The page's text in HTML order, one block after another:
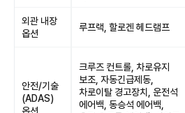
외관 내장
옵션
루프랙, 할로겐 헤드램프
안전/기술
(ADAS)
크루즈 컨트롤, 차로유지
보조, 자동긴급제동,
차로이탈 경고장치, 운전석
에어백, 동승석 에어백,